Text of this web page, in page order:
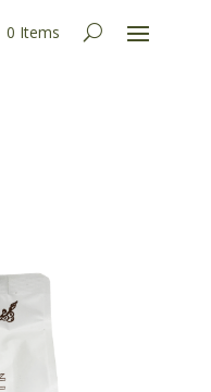
0 Items